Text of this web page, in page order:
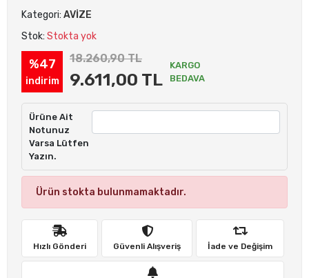
Kategori: AVİZE
Stok: Stokta yok
%47
indirim
18.260,90 TL
9.611,00 TL
KARGO
BEDAVA
Ürüne Ait
Notunuz
Varsa Lütfen
Yazın.
Ürün stokta bulunmamaktadır.
Hızlı Gönderi Güvenli Alışveriş İade ve Değişim